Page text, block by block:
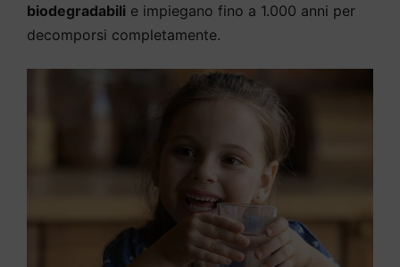
biodegradabili e impiegano fino a 1.000 anni per
decomporsi completamente.